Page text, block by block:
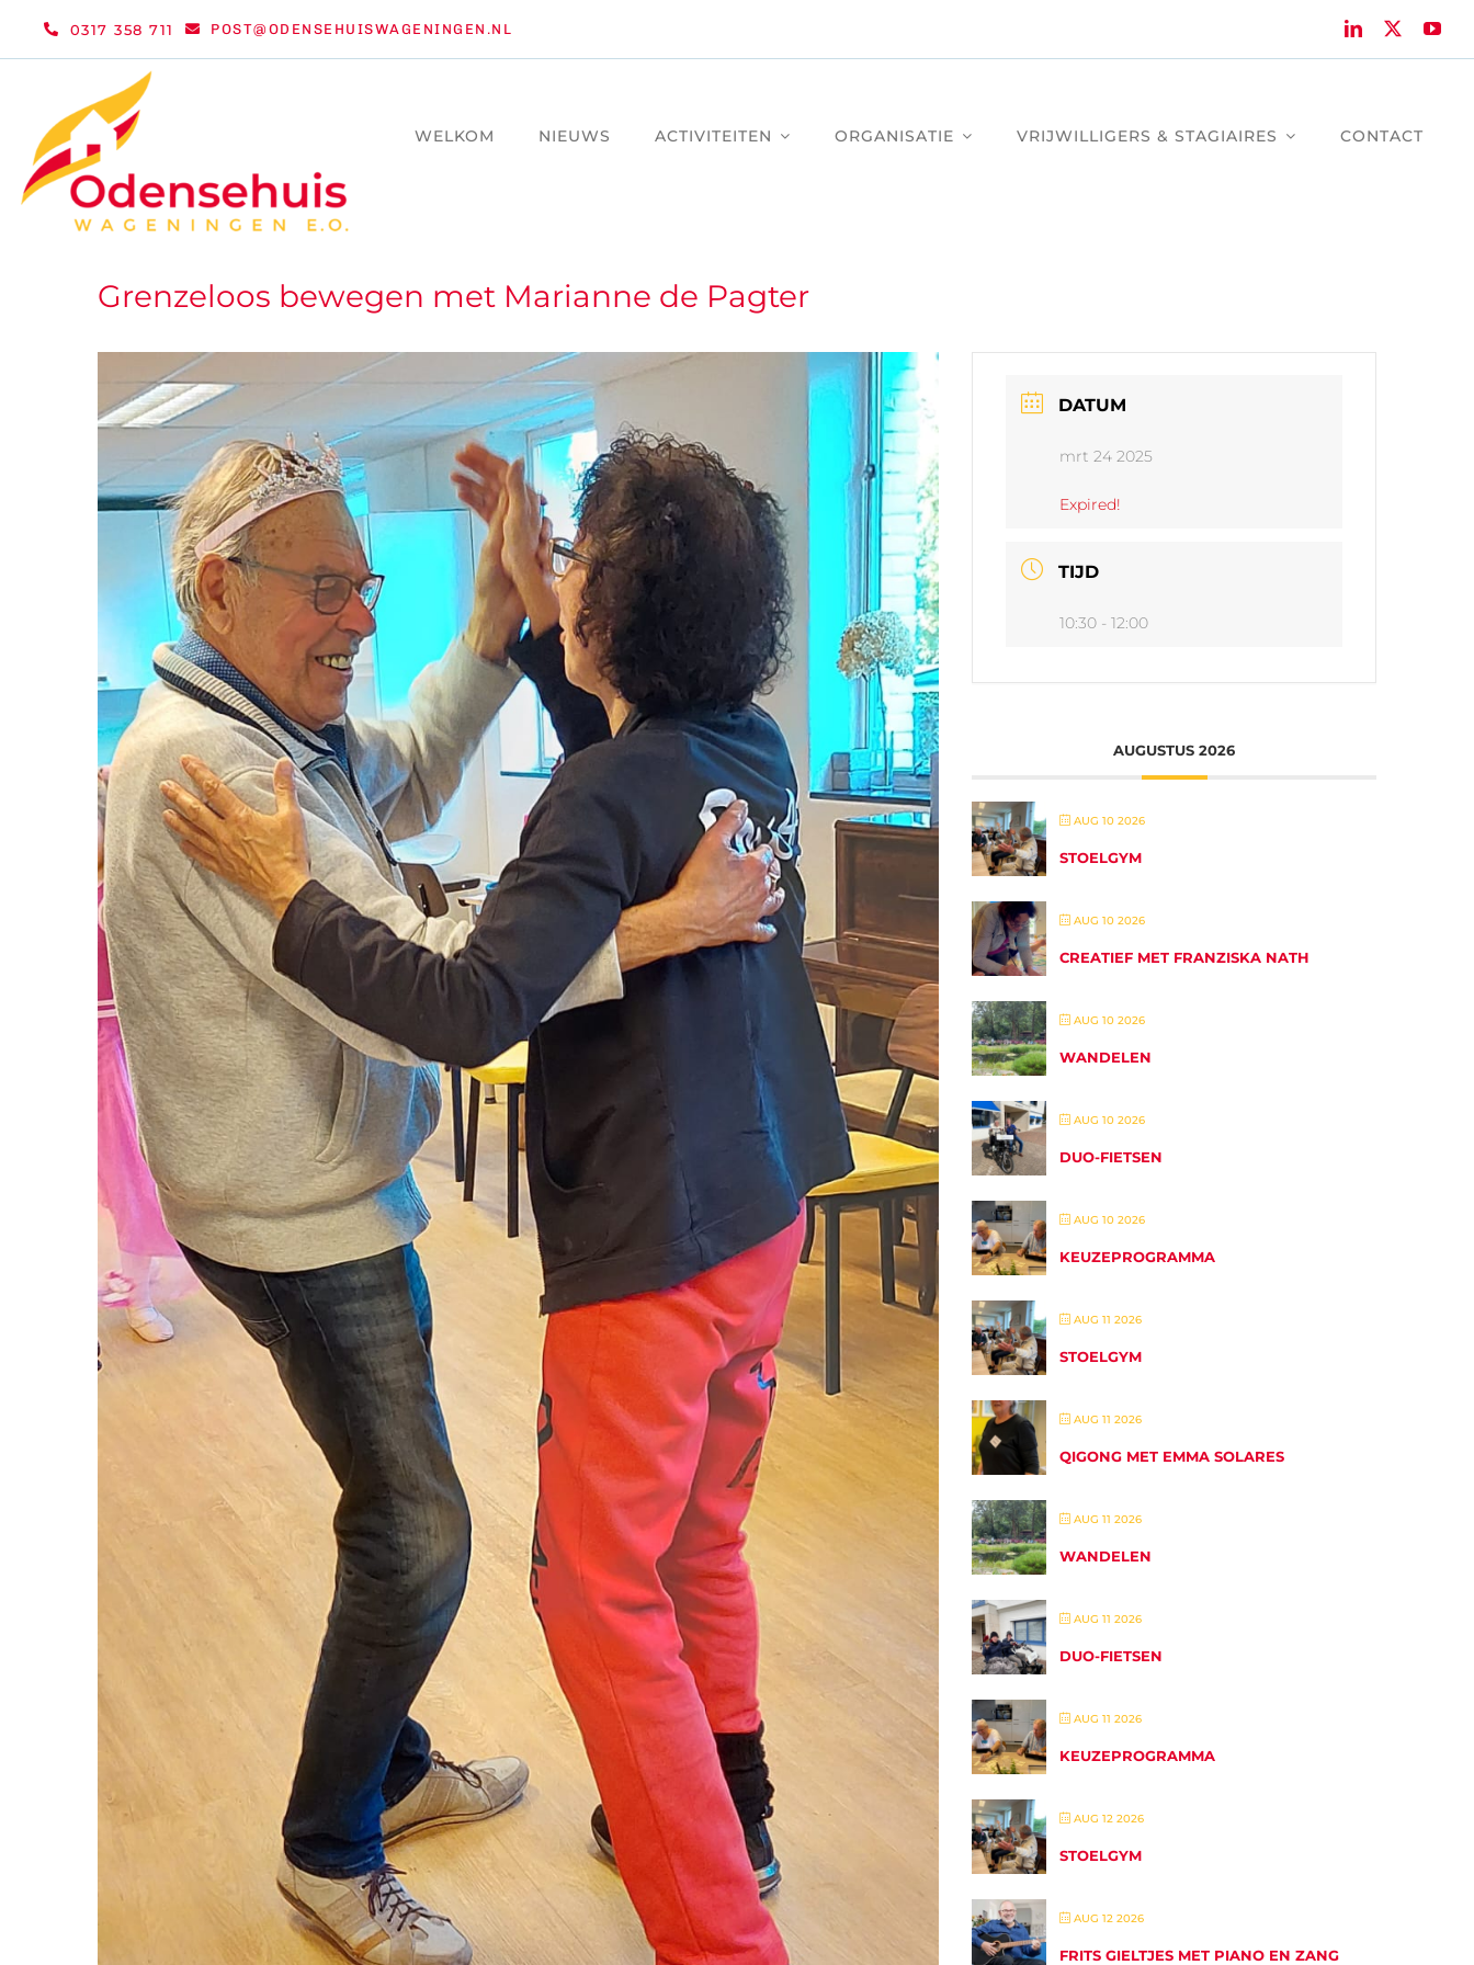
0317 358 711 POST@ODENSEHUISWAGENINGEN.NL
WELKOM NIEUWS ACTIVITEITEN ORGANISATIE VRIJWILLIGERS & STAGIAIRES CONTACT
Grenzeloos bewegen met Marianne de Pagter
DATUM
mrt 24 2025
Expired!
TIJD
10:30 - 12:00
AUGUSTUS 2026
AUG 10 2026
STOELGYM
AUG 10 2026
CREATIEF MET FRANZISKA NATH
AUG 10 2026
WANDELEN
AUG 10 2026
DUO-FIETSEN
AUG 10 2026
KEUZEPROGRAMMA
AUG 11 2026
STOELGYM
AUG 11 2026
QIGONG MET EMMA SOLARES
AUG 11 2026
WANDELEN
AUG 11 2026
DUO-FIETSEN
AUG 11 2026
KEUZEPROGRAMMA
AUG 12 2026
STOELGYM
AUG 12 2026
FRITS GIELTJES MET PIANO EN ZANG